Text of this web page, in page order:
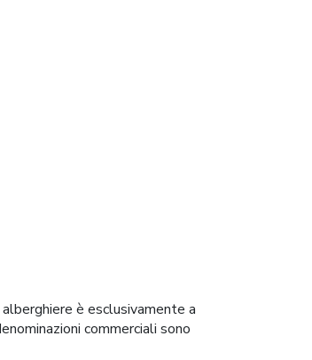
è esclusivamente a
commerciali sono